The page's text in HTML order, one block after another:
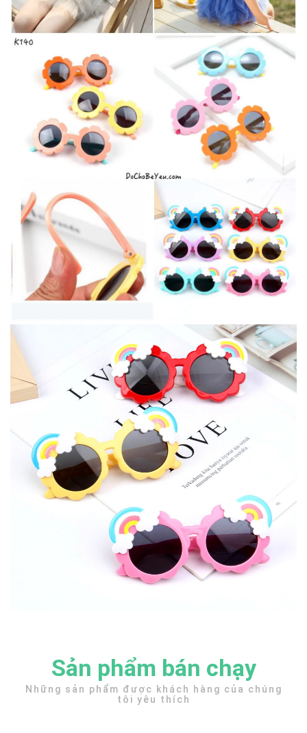
Sản phẩm bán chạy
Những sản phẩm được khách hàng của chúng
tôi yêu thích